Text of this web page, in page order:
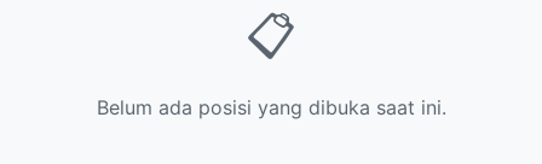
📋
Belum ada posisi yang dibuka saat ini.